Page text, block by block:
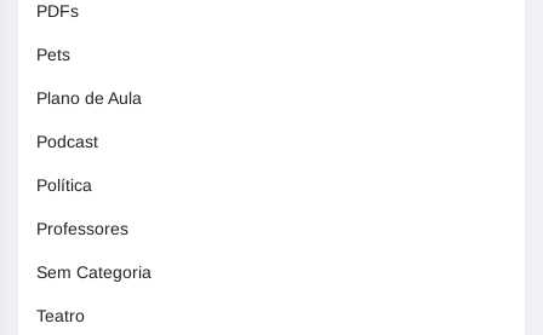
PDFs
Pets
Plano de Aula
Podcast
Política
Professores
Sem Categoria
Teatro